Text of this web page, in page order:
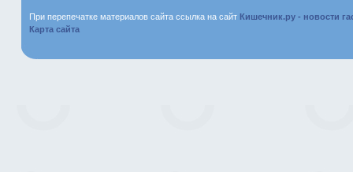
При перепечатке материалов сайта ссылка на сайт Кишечник.ру - новости
Карта сайта